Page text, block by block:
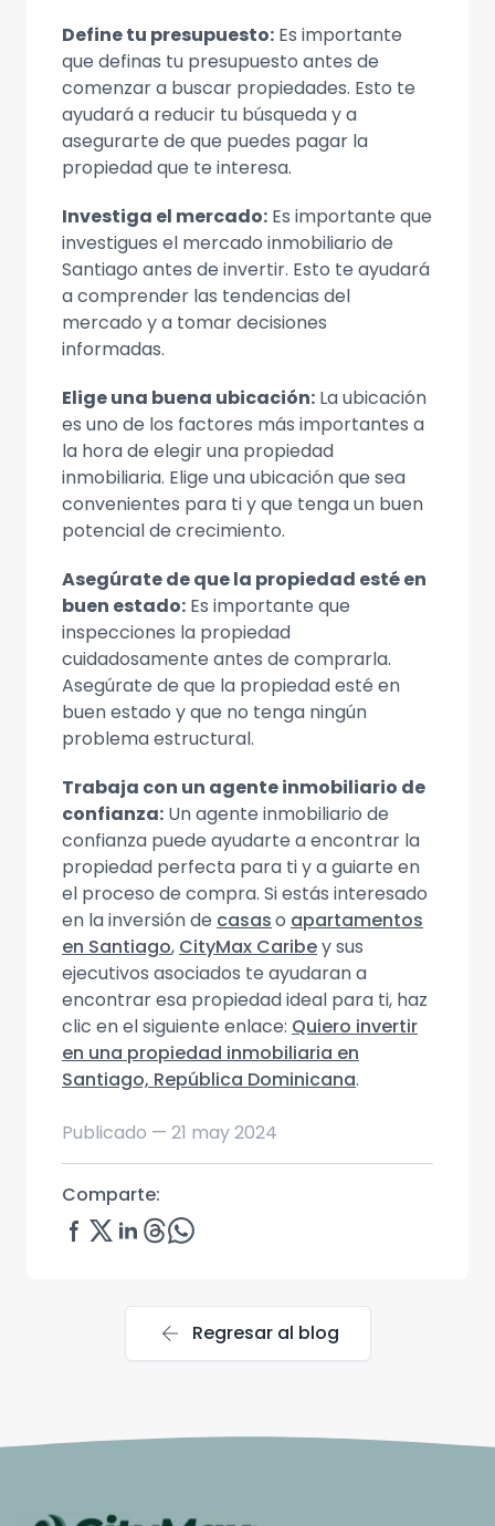
Define tu presupuesto: Es importante
que definas tu presupuesto antes de
comenzar a buscar propiedades. Esto te
ayudará a reducir tu búsqueda y a
asegurarte de que puedes pagar la
propiedad que te interesa.
Investiga el mercado: Es importante que
investigues el mercado inmobiliario de
Santiago antes de invertir. Esto te ayudará
a comprender las tendencias del
mercado y a tomar decisiones
informadas.
Elige una buena ubicación: La ubicación
es uno de los factores más importantes a
la hora de elegir una propiedad
inmobiliaria. Elige una ubicación que sea
convenientes para ti y que tenga un buen
potencial de crecimiento.
Asegúrate de que la propiedad esté en
buen estado: Es importante que
inspecciones la propiedad
cuidadosamente antes de comprarla.
Asegúrate de que la propiedad esté en
buen estado y que no tenga ningún
problema estructural.
Trabaja con un agente inmobiliario de
confianza: Un agente inmobiliario de
confianza puede ayudarte a encontrar la
propiedad perfecta para ti y a guiarte en
el proceso de compra. Si estás interesado
en la inversión de casaso apartamentos
en Santiago, CityMax Caribey sus
ejecutivos asociados te ayudaran a
encontrar esa propiedad ideal para ti, haz
clic en el siguiente enlace: Quiero invertir
en una propiedad inmobiliaria en
Santiago, República Dominicana.
Publicado — 21 may 2024
Comparte:
arrow_back Regresar al blog